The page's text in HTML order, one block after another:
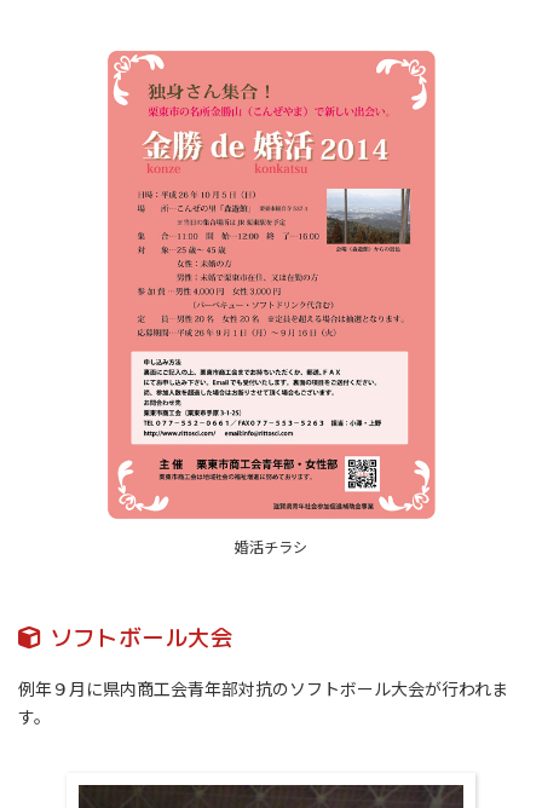
婚活チラシ
ソフトボール大会
例年９月に県内商工会青年部対抗のソフトボール大会が行われま
す。